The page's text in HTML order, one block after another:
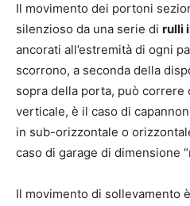
Il movimento dei portoni
silenzioso da una serie di rulli
ancorati all’estremità di ogni
scorrono, a seconda della
sopra della porta, può correre
verticale, è il caso di
in sub-orizzontale o
caso di garage di dimensione
Il movimento di sollevamento